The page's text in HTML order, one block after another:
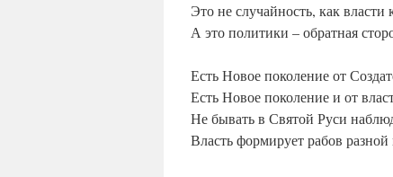
Это не случайность, как власти
А это политики – обратная
Есть Новое поколение от
Есть Новое поколение и от
Не бывать в Святой Руси
Власть формирует рабов разной